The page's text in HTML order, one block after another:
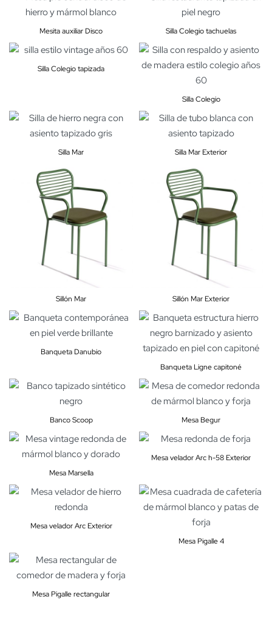
Mesita auxiliar Disco Silla Colegio tachuelas
Silla Colegio tapizada
Silla Colegio
Silla Mar Silla Mar Exterior
Sillón Mar Sillón Mar Exterior
Banqueta Danubio
Banqueta Ligne capitoné
Banco Scoop Mesa Begur
Mesa Marsella
Mesa velador Arc h-58 Exterior
Mesa velador Arc Exterior
Mesa Pigalle 4
Mesa Pigalle rectangular